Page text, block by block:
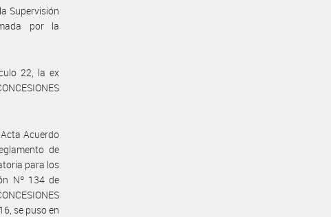
Supervisión
por la
22, la ex
Acuerdo
de
para los
Nº 134 de
se puso en